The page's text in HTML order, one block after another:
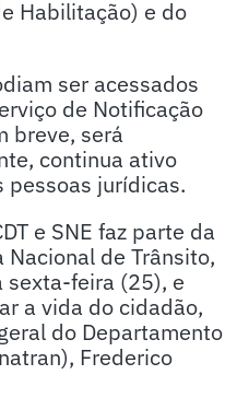
Habilitação) e do
ser acessados
de Notificação
breve, será
continua ativo
pessoas jurídicas.
e SNE faz parte da
de Trânsito,
sexta-feira (25), e
a vida do cidadão,
do Departamento
Frederico